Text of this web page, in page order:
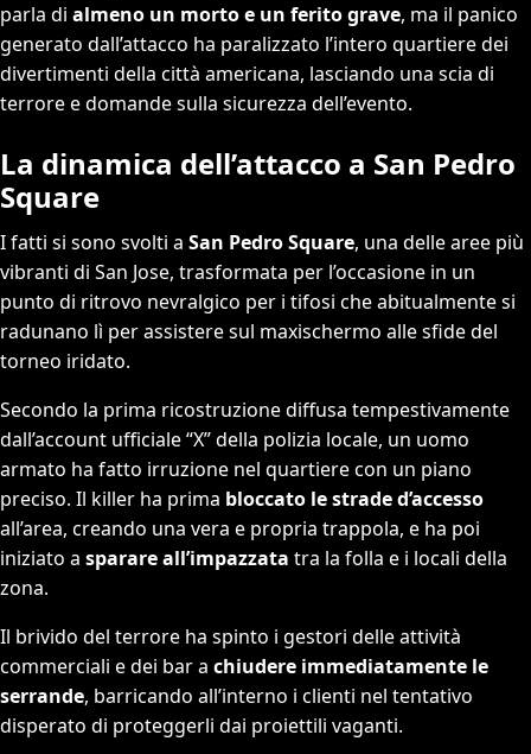
parla di almeno un morto e un ferito grave, ma il panico
generato dall’attacco ha paralizzato l’intero quartiere dei
divertimenti della città americana, lasciando una scia di
terrore e domande sulla sicurezza dell’evento.
La dinamica dell’attacco a San Pedro
Square
I fatti si sono svolti a San Pedro Square, una delle aree più
vibranti di San Jose, trasformata per l’occasione in un
punto di ritrovo nevralgico per i tifosi che abitualmente si
radunano lì per assistere sul maxischermo alle sfide del
torneo iridato.
Secondo la prima ricostruzione diffusa tempestivamente
dall’account ufficiale “X” della polizia locale, un uomo
armato ha fatto irruzione nel quartiere con un piano
preciso. Il killer ha prima bloccato le strade d’accesso
all’area, creando una vera e propria trappola, e ha poi
iniziato a sparare all’impazzata tra la folla e i locali della
zona.
Il brivido del terrore ha spinto i gestori delle attività
commerciali e dei bar a chiudere immediatamente le
serrande, barricando all’interno i clienti nel tentativo
disperato di proteggerli dai proiettili vaganti.